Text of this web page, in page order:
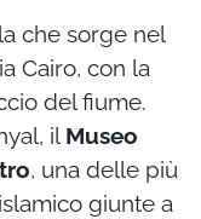
che sorge nel
Cairo, con la
del fiume.
il Museo
, una delle più
giunte a